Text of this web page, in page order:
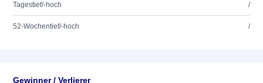
Tagestief/-hoch /
52-Wochentief/-hoch /
Gewinner / Verlierer